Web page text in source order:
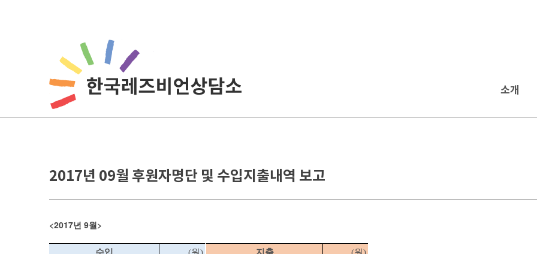
소개
2017년 09월 후원자명단 및 수입지출내역 보고
<2017년 9월 >